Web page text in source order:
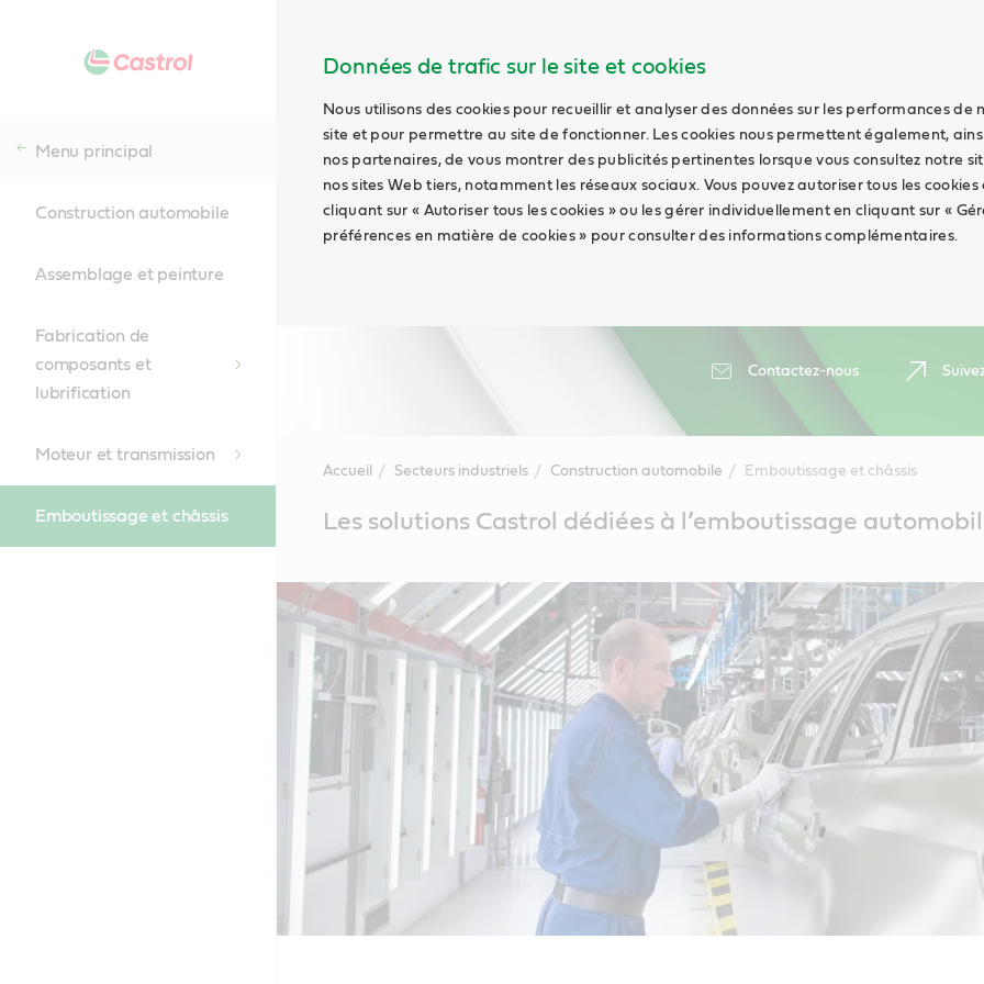
Données de trafic sur le site et cookies
Nous utilisons des cookies pour recueillir et analyser des données sur les performances de
site et pour permettre au site de fonctionner. Les cookies nous permettent également,
nos partenaires, de vous montrer des publicités pertinentes lorsque vous consultez notre
nos sites Web tiers, notamment les réseaux sociaux. Vous pouvez autoriser tous les cookies
cliquant sur « Autoriser tous les cookies » ou les gérer individuellement en cliquant sur «
préférences en matière de cookies » pour consulter des informations complémentaires.
Contactez-nous
Menu principal
Construction automobile
Assemblage et peinture
Fabrication de
composants et
lubrification
Moteur et transmission
Emboutissage et châssis
Accueil Secteurs industriels Construction automobile Emboutissage et châssis
ContentLes solutions Castrol dédiées à l’emboutissage